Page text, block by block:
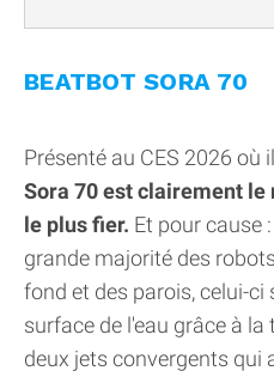
BEATBOT SORA 70
Présenté au CES 2026 où
Sora 70 est clairement
le plus fier. Et pour cause
grande majorité des
fond et des parois, celui-
surface de l'eau grâce à
deux jets convergents qui